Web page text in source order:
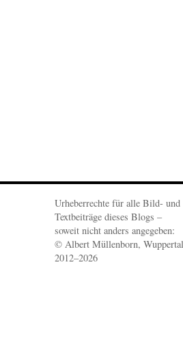
Urheberrechte für alle Bild- und
Textbeiträge dieses Blogs –
soweit nicht anders angegeben:
© Albert Müllenborn, Wuppertal
2012–2026